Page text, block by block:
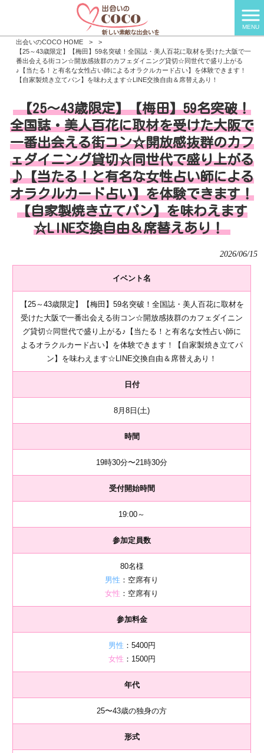
MENU
出会いのCOCO HOME >
>
【25～43歳限定】【梅田】59名突破！全国誌・美人百花に取材を受けた大阪で一
番出会える街コン☆開放感抜群のカフェダイニング貸切☆同世代で盛り上がる
♪【当たる！と有名な女性占い師によるオラクルカード占い】を体験できます！
【自家製焼き立てパン】を味わえます☆LINE交換自由＆席替えあり！
【25～43歳限定】【梅田】59名突破！
全国誌・美人百花に取材を受けた大阪で
一番出会える街コン☆開放感抜群のカフ
ェダイニング貸切☆同世代で盛り上がる
♪【当たる！と有名な女性占い師による
オラクルカード占い】を体験できます！
【自家製焼き立てパン】を味わえます
☆LINE交換自由＆席替えあり！
2026/06/15
イベント名
【25～43歳限定】【梅田】59名突破！全国誌・美人百花に取材を
受けた大阪で一番出会える街コン☆開放感抜群のカフェダイニン
グ貸切☆同世代で盛り上がる♪【当たる！と有名な女性占い師に
よるオラクルカード占い】を体験できます！【自家製焼き立てパ
ン】を味わえます☆LINE交換自由＆席替えあり！
日付
8月8日(土)
時間
19時30分〜21時30分
受付開始時間
19:00～
参加定員数
80名様
男性 ：空席有り
女性 ：空席有り
参加料金
男性 ：5400円
女性 ：1500円
年代
25〜43歳の独身の方
形式